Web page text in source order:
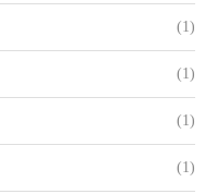
(1)
(1)
(1)
(1)